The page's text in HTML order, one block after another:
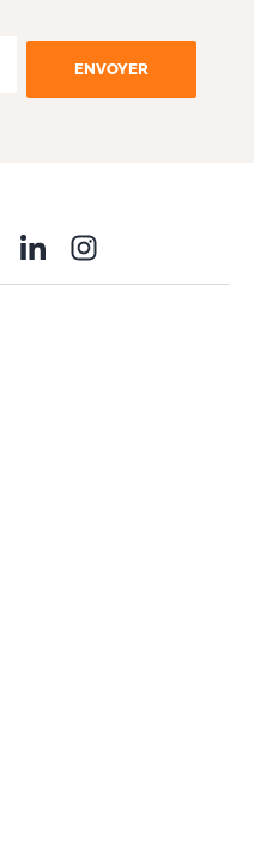
ENVOYER